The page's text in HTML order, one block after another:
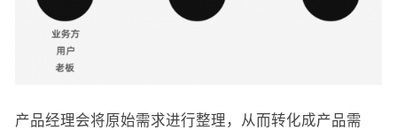
产品经理会将原始需求进行整理，从而转化成产品需